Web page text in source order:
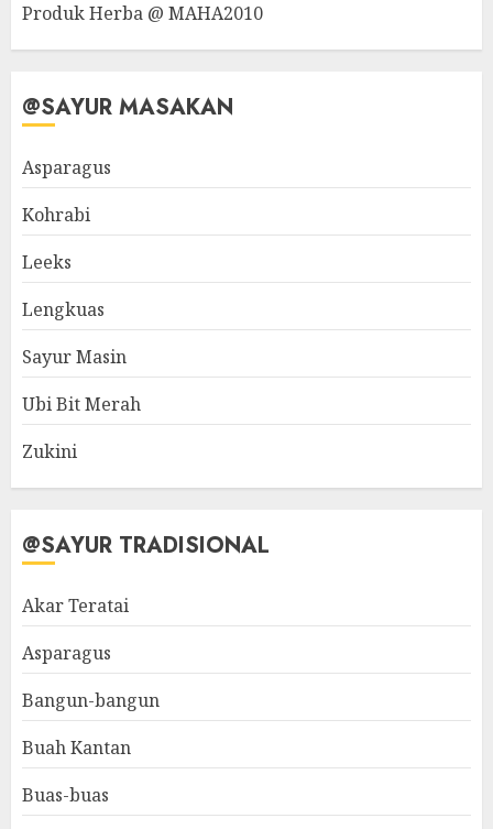
Produk Herba @ MAHA2010
@SAYUR MASAKAN
Asparagus
Kohrabi
Leeks
Lengkuas
Sayur Masin
Ubi Bit Merah
Zukini
@SAYUR TRADISIONAL
Akar Teratai
Asparagus
Bangun-bangun
Buah Kantan
Buas-buas